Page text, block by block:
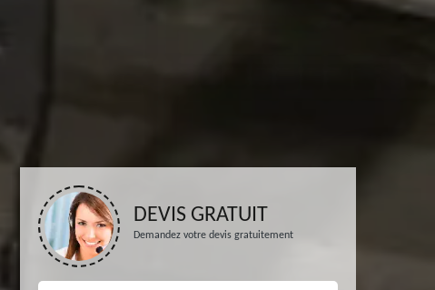
DEVIS GRATUIT
Demandez votre devis gratuitement